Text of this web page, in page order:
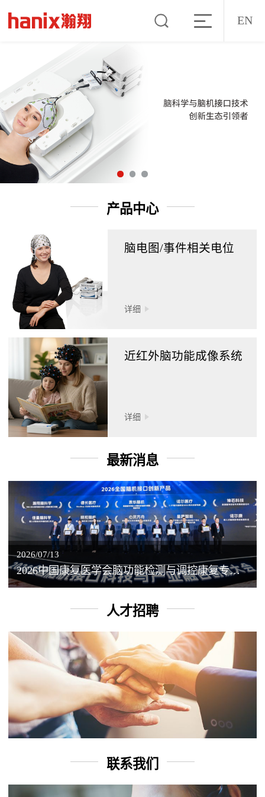
EN
产品中心
脑电图/事件相关电位
详细
近红外脑功能成像系统
详细
最新消息
2026/07/13
2026中国康复医学会脑功能检测与调控康复专业委员会学术年会丨脑客中国：脑机接口——EEG驱动TMS闭环调控工作坊
人才招聘
联系我们